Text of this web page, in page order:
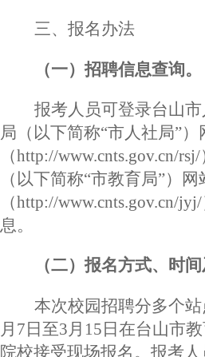
三、 报名办法
（一）招聘信息查询。
报考人员可登录台山
局（以下简称“市人社局”）
（http://www.cnts.gov.cn/
（以下简称“市教育局”）网
（http://www.cnts.gov.cn/
息。
（二）报名方式、时间
本次校园招聘分多个
月7日至3月15日在台山市
院校接受现场报名。报考